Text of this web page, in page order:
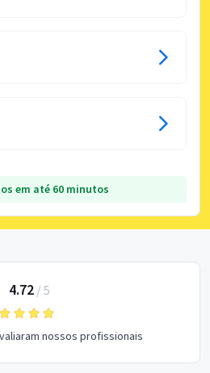
em até 60 minutos
4.72/ 5
nossos profissionais